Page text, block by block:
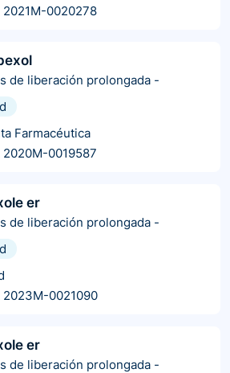
2021M-0020278
de liberación prolongada -
Farmacéutica
2020M-0019587
er
de liberación prolongada -
2023M-0021090
er
de liberación prolongada -